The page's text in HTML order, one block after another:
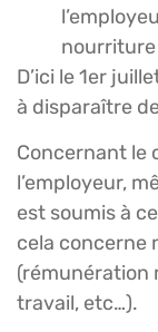
nourriture
D’ici le 1er
à disparaître
Concernant le
l’employeur,
est soumis à
cela concerne
(rémunération
travail, etc…).